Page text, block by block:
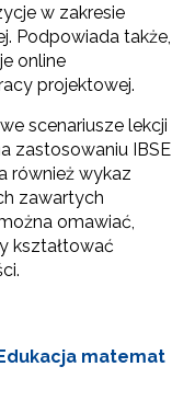
w zakresie
Podpowiada także,
online
projektowej.
scenariusze lekcji
zastosowaniu IBSE
również wykaz
zawartych
omawiać,
kształtować
matemat